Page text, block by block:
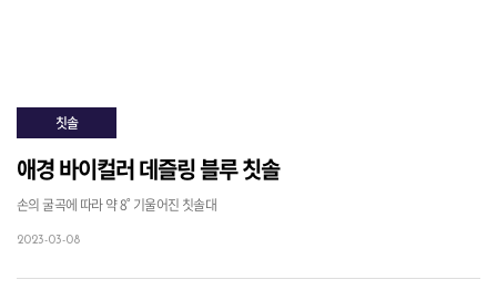
칫솔
애경 바이컬러 데즐링 블루 칫솔
손의 굴곡에 따라 약 8˚ 기울어진 칫솔대
2023-03-08